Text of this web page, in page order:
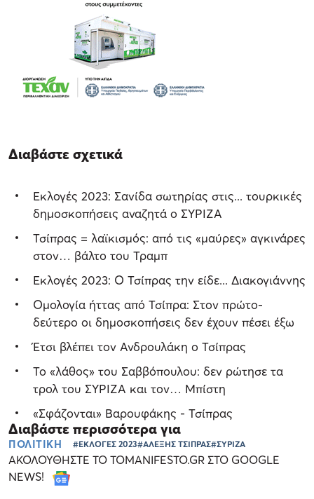
Διαβάστε σχετικά
Εκλογές 2023: Σανίδα σωτηρίας στις... τουρκικές
δημοσκοπήσεις αναζητά ο ΣΥΡΙΖΑ
Τσίπρας = λαϊκισμός: από τις «μαύρες» αγκινάρες
στον… βάλτο του Τραμπ
Εκλογές 2023: Ο Τσίπρας την είδε... Διακογιάννης
Ομολογία ήττας από Τσίπρα: Στον πρώτο-
δεύτερο οι δημοσκοπήσεις δεν έχουν πέσει έξω
Έτσι βλέπει τον Ανδρουλάκη ο Τσίπρας
Το «λάθος» του Σαββόπουλου: δεν ρώτησε τα
τρολ του ΣΥΡΙΖΑ και τον… Μπίστη
«Σφάζονται» Βαρουφάκης - Τσίπρας
Διαβάστε περισσότερα για
ΠΟΛΙΤΙΚΗ #ΕΚΛΟΓΕΣ 2023#ΑΛΕΞΗΣ ΤΣΙΠΡΑΣ#ΣΥΡΙΖΑ
ΑΚΟΛΟΥΘΗΣΤΕ ΤΟ TOMANIFESTO.GR ΣΤΟ GOOGLE
NEWS!